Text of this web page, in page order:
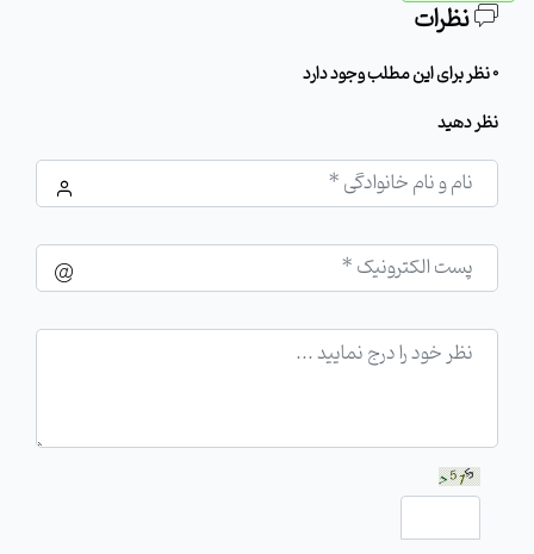
نظرات
0 نظر برای این مطلب وجود دارد
نظر دهید